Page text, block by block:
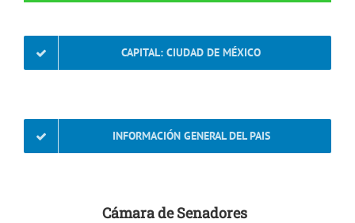
CAPITAL: CIUDAD DE MÉXICO
INFORMACIÓN GENERAL DEL PAIS
Cámara de Senadores